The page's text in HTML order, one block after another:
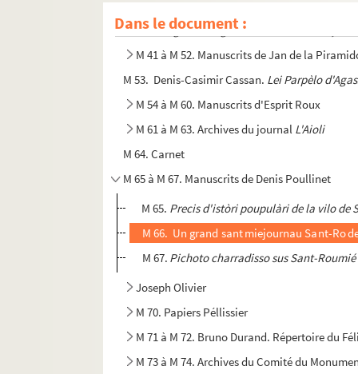
Dans le document :
M 39. Livre de reçus d'Honoré Chapelle (1818-
M 40. Abrégé Des Règles De La Poësie Françoise
M 41 à M 52. Manuscrits de Jan de la
M 53. Denis-Casimir Cassan. Lei Parpèlo
M 54 à M 60. Manuscrits d'Esprit Roux
M 61 à M 63. Archives du journal L'Aioli
M 64. Carnet
M 65 à M 67. Manuscrits de Denis Poullinet
M 65. Precis d'istòri poupulàri de la vilo de
M 66. Un grand sant miejournau Sant-Ro
M 67. Pichoto charradisso sus Sant-
Joseph Olivier
M 70. Papiers Péllissier
M 71 à M 72. Bruno Durand. Répertoire du
M 73 à M 74. Archives du Comité du